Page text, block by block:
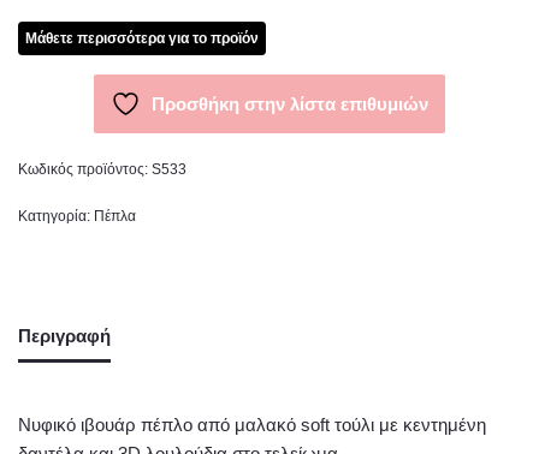
Μάθετε περισσότερα για το προϊόν
Προσθήκη στην λίστα επιθυμιών
Κωδικός προϊόντος: S533
Κατηγορία: Πέπλα
Περιγραφή
Νυφικό ιβουάρ πέπλο από μαλακό soft τούλι με κεντημένη